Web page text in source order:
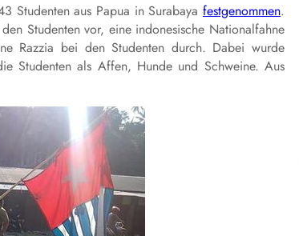
Studenten aus Papua in Surabaya festgenommen.
Studenten vor, eine indonesische Nationalfahne
Razzia bei den Studenten durch. Dabei wurde
Studenten als Affen, Hunde und Schweine. Aus